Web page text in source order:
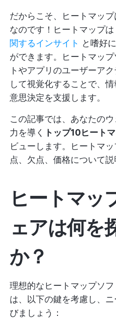
だからこそ、ヒートマッ
なのです！ヒートマップは
関するインサイト と嗜好
ができます。ヒートマッ
トやアプリのユーザーア
して視覚化することで、
意思決定を支援します。
この記事では、あなたの
力を導く
トップ10ヒート
ビューします。ヒートマ
点、欠点、価格について説
ヒートマッ
ェアは何を
か？
理想的なヒートマップソ
は、以下の鍵を考慮し、
びましょう：